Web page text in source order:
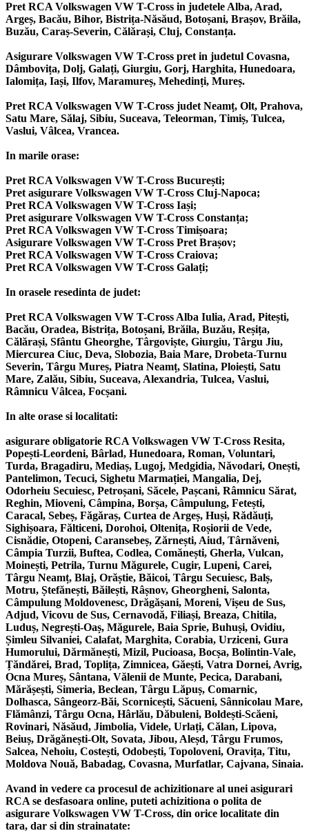
Pret RCA Volkswagen VW T-Cross in judetele Alba, Arad,
Argeș, Bacău, Bihor, Bistrița-Năsăud, Botoșani, Brașov, Brăila,
Buzău, Caraș-Severin, Călărași, Cluj, Constanța.
Asigurare Volkswagen VW T-Cross pret in judetul Covasna,
Dâmbovița, Dolj, Galați, Giurgiu, Gorj, Harghita, Hunedoara,
Ialomița, Iași, Ilfov, Maramureș, Mehedinți, Mureș.
Pret RCA Volkswagen VW T-Cross judet Neamț, Olt, Prahova,
Satu Mare, Sălaj, Sibiu, Suceava, Teleorman, Timiș, Tulcea,
Vaslui, Vâlcea, Vrancea.
In marile orase:
Pret RCA Volkswagen VW T-Cross București;
Pret asigurare Volkswagen VW T-Cross Cluj-Napoca;
Pret RCA Volkswagen VW T-Cross Iași;
Pret asigurare Volkswagen VW T-Cross Constanța;
Pret RCA Volkswagen VW T-Cross Timișoara;
Asigurare Volkswagen VW T-Cross Pret Brașov;
Pret RCA Volkswagen VW T-Cross Craiova;
Pret RCA Volkswagen VW T-Cross Galați;
In orasele resedinta de judet:
Pret RCA Volkswagen VW T-Cross Alba Iulia, Arad, Pitești,
Bacău, Oradea, Bistrița, Botoșani, Brăila, Buzău, Reșița,
Călărași, Sfântu Gheorghe, Târgoviște, Giurgiu, Târgu Jiu,
Miercurea Ciuc, Deva, Slobozia, Baia Mare, Drobeta-Turnu
Severin, Târgu Mureș, Piatra Neamț, Slatina, Ploiești, Satu
Mare, Zalău, Sibiu, Suceava, Alexandria, Tulcea, Vaslui,
Râmnicu Vâlcea, Focșani.
In alte orase si localitati:
asigurare obligatorie RCA Volkswagen VW T-Cross Resita,
Popești-Leordeni, Bârlad, Hunedoara, Roman, Voluntari,
Turda, Bragadiru, Mediaș, Lugoj, Medgidia, Năvodari, Onești,
Pantelimon, Tecuci, Sighetu Marmației, Mangalia, Dej,
Odorheiu Secuiesc, Petroșani, Săcele, Pașcani, Râmnicu Sărat,
Reghin, Mioveni, Câmpina, Borșa, Câmpulung, Fetești,
Caracal, Sebeș, Făgăraș, Curtea de Argeș, Huși, Rădăuți,
Sighișoara, Fălticeni, Dorohoi, Oltenița, Roșiorii de Vede,
Cisnădie, Otopeni, Caransebeș, Zărnești, Aiud, Târnăveni,
Câmpia Turzii, Buftea, Codlea, Comănești, Gherla, Vulcan,
Moinești, Petrila, Turnu Măgurele, Cugir, Lupeni, Carei,
Târgu Neamț, Blaj, Orăștie, Băicoi, Târgu Secuiesc, Balș,
Motru, Ștefănești, Băilești, Râșnov, Gheorgheni, Salonta,
Câmpulung Moldovenesc, Drăgășani, Moreni, Vișeu de Sus,
Adjud, Vicovu de Sus, Cernavodă, Filiași, Breaza, Chitila,
Luduș, Negrești-Oaș, Măgurele, Baia Sprie, Buhuși, Ovidiu,
Șimleu Silvaniei, Calafat, Marghita, Corabia, Urziceni, Gura
Humorului, Dărmănești, Mizil, Pucioasa, Bocșa, Bolintin-Vale,
Țăndărei, Brad, Toplița, Zimnicea, Găești, Vatra Dornei, Avrig,
Ocna Mureș, Sântana, Vălenii de Munte, Pecica, Darabani,
Mărășești, Simeria, Beclean, Târgu Lăpuș, Comarnic,
Dolhasca, Sângeorz-Băi, Scornicești, Săcueni, Sânnicolau Mare,
Flămânzi, Târgu Ocna, Hârlău, Dăbuleni, Boldești-Scăeni,
Rovinari, Năsăud, Jimbolia, Videle, Urlați, Călan, Lipova,
Beiuș, Drăgănești-Olt, Sovata, Jibou, Aleșd, Târgu Frumos,
Salcea, Nehoiu, Costești, Odobești, Topoloveni, Oravița, Titu,
Moldova Nouă, Babadag, Covasna, Murfatlar, Cajvana, Sinaia.
Avand in vedere ca procesul de achizitionare al unei asigurari
RCA se desfasoara online, puteti achizitiona o polita de
asigurare Volkswagen VW T-Cross, din orice localitate din
tara, dar si din strainatate: